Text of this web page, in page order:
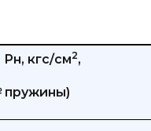
кгс/см2,
пружины)